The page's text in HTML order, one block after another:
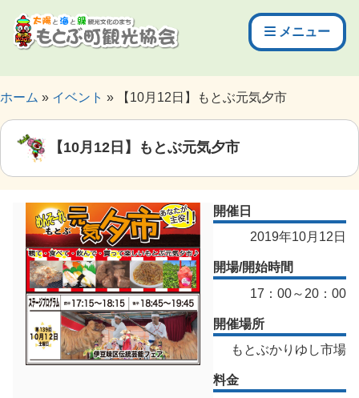
メニュー
ホーム イベント 【10月12日】もとぶ元気夕市
【10月12日】もとぶ元気夕市
開催日
2019年10月12日
開場/開始時間
17：00～20：00
開催場所
もとぶかりゆし市場
料金